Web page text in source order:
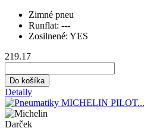
Zimné pneu
Runflat: ---
Zosilnené: YES
219.17
Do košíka
Detaily
Darček